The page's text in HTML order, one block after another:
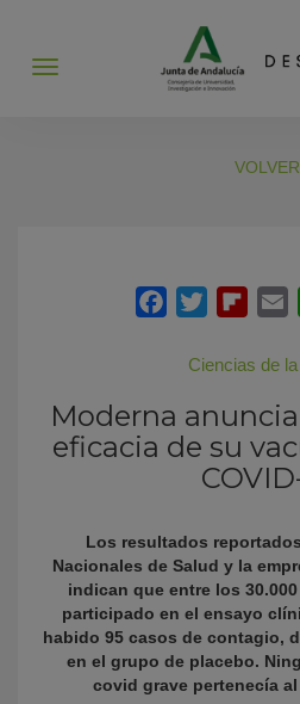
Abrir
VOLVER
Ciencias de
Moderna
eficacia de su
Los resultados
Nacionales de Salud y la
indican que entre los
participado en el ensayo
habido 95 casos de contagio,
en el grupo de placebo.
covid grave pertenecía